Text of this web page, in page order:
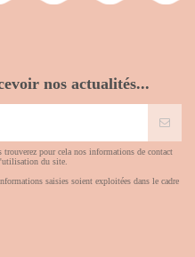
nos actualités...
pour cela nos informations de contact
du site.
saisies soient exploitées dans le cadre